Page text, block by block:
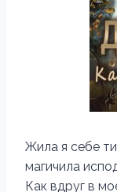
Жила я себе
магичила
Как вдруг в